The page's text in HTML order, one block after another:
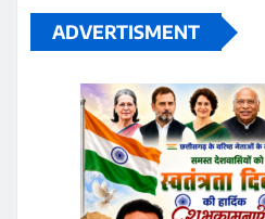
ADVERTISMENT